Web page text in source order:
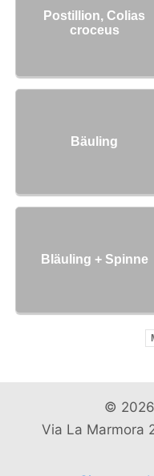
Postillion, Colias
croceus
Bäuling
Bläuling + Spinne
©
Via La Marmora